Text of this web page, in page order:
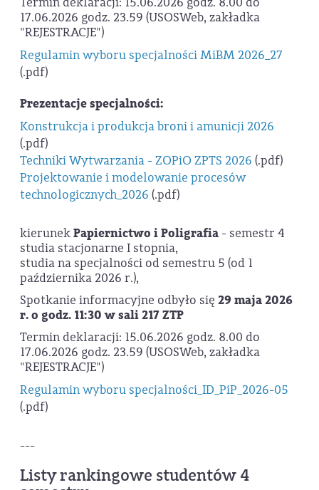
17.06.2026 godz. 23.59 (USOSWeb, zakładka
"REJESTRACJE")
Regulamin wyboru specjalności MiBM 2026_27
(.pdf)
Prezentacje specjalności:
Konstrukcja i produkcja broni i amunicji 2026
(.pdf)
Techniki Wytwarzania - ZOPiO ZPTS 2026 (.pdf)
Projektowanie i modelowanie procesów
technologicznych_2026 (.pdf)
kierunekPapiernictwo i Poligrafia - semestr 4
studia stacjonarne I stopnia,
studia na specjalności od semestru 5 (od 1
października 2026 r.),
Spotkanie informacyjne odbyło się 29 maja 2026
r. o godz. 11:30 w sali 217 ZTP
Termin deklaracji: 15.06.2026 godz. 8.00 do
17.06.2026 godz. 23.59 (USOSWeb, zakładka
"REJESTRACJE")
Regulamin wyboru specjalności_ID_PiP_2026-05
(.pdf)
---
Listy rankingowe studentów 4